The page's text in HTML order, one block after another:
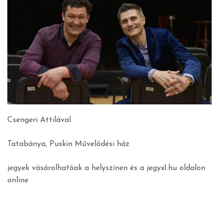
Csengeri Attilával
Tatabánya, Puskin Művelődési ház
jegyek vásárolhatóak a helyszínen és a jegyx1.hu oldalon
online